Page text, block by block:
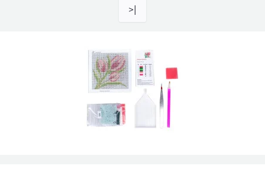
>|